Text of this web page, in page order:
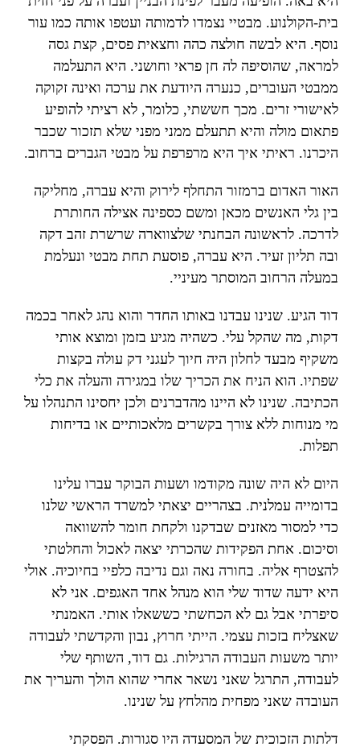
בית-הקולנוע. מבטיי נצמדו לדמותה ועטפו אותה כמו עור
נוסף. היא לבשה חולצה כהה וחצאית פסים, קצת גסה
למראה, שהוסיפה לה חן פראי וחושני. היא התעלמה
ממבטי העוברים, כנערה היודעת את ערכה ואינה זקוקה
לאישורי זרים. מכך חששתי, כלומר, לא רציתי להופיע
פתאום מולה והיא תתעלם ממני מפני שלא תזכור שכבר
היכרנו. ראיתי איך היא מרפרפת על מבטי הגברים ברחוב.
האור האדום ברמזור התחלף לירוק והיא עברה, מחליקה
בין גלי האנשים מכאן ומשם כספינה אצילה החותרת
לדרכה. לראשונה הבחנתי שלצווארה שרשרת זהב דקה
ובה תליון זעיר. היא עברה, פוסעת תחת מבטי ונעלמת
במעלה הרחוב המוסתר מעיניי.
דוד הגיע. שנינו עבדנו באותו החדר והוא נהג לאחר בכמה
דקות, מה שהקל עלי. כשהיה מגיע בזמן ומוצא אותי
משקיף מבעד לחלון היה חיוך לעגני דק עולה בקצות
שפתיו. הוא הניח את הכריך שלו במגירה והעלה את כלי
הכתיבה. שנינו לא היינו מהדברנים ולכן יחסינו התנהלו על
מי מנוחות ללא צורך בקשרים מלאכותיים או בדיחות
תפלות.
היום לא היה שונה מקודמו ושעות הבוקר עברו עלינו
בדומייה עמלנית. בצהריים יצאתי למשרד הראשי שלנו
כדי למסור מאזנים שבדקנו ולקחת חומר להשוואה
וסיכום. אחת הפקידות שהכרתי יצאה לאכול והחלטתי
להצטרף אליה. בחורה נאה וגם נדיבה כלפיי בחיוכיה. אולי
היא ידעה שדוד שלי הוא מנהל אחד האגפים. אני לא
סיפרתי אבל גם לא הכחשתי כששאלו אותי. האמנתי
שאצליח בזכות עצמי. הייתי חרוץ, נבון והקדשתי לעבודה
יותר משעות העבודה הרגילות. גם דוד, השותף שלי
לעבודה, התרגל שאני נשאר אחרי שהוא הולך והעריך את
העובדה שאני מפחית מהלחץ על שנינו.
דלתות הזכוכית של המסעדה היו סגורות. הפסקתי